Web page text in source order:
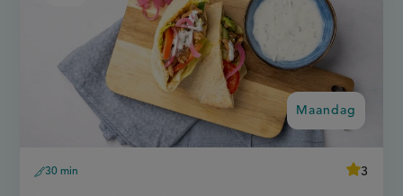
voorbereidingstijd
30 min
average
3
zelfgemaakte
knoflooksaus
Maandag